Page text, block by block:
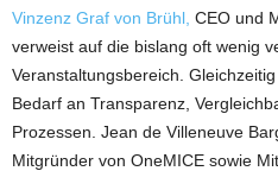
Vinzenz Graf von Brühl, CEO und
verweist auf die bislang oft wenig
Veranstaltungsbereich.
Bedarf an Transparenz,
Prozessen. Jean de Villeneuve
Mitgründer von OneMICE sowie